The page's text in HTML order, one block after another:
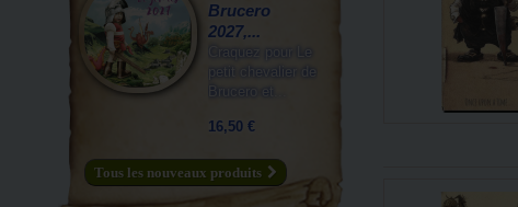
Brucero
2027,...
Craquez pour Le
petit chevalier de
Brucero et...
16,50 €
Tous les nouveaux produits